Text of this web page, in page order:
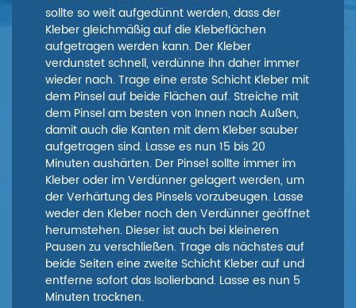
sollte so weit aufgedünnt werden, dass der
Kleber gleichmäßig auf die Klebeflächen
aufgetragen werden kann. Der Kleber
verdunstet schnell, verdünne ihn daher immer
wieder nach. Trage eine erste Schicht Kleber mit
dem Pinsel auf beide Flächen auf. Streiche mit
dem Pinsel am besten von Innen nach Außen,
damit auch die Kanten mit dem Kleber sauber
aufgetragen sind. Lasse es nun 15 bis 20
Minuten aushärten. Der Pinsel sollte immer im
Kleber oder im Verdünner gelagert werden, um
der Verhärtung des Pinsels vorzubeugen. Lasse
weder den Kleber noch den Verdünner geöffnet
herumstehen. Dieser ist auch bei kleineren
Pausen zu verschließen. Trage als nächstes auf
beide Seiten eine zweite Schicht Kleber auf und
entferne sofort das Isolierband. Lasse es nun 5
Minuten trocknen.